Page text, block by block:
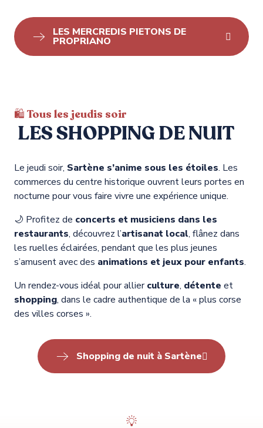
LES MERCREDIS PIETONS DE
PROPRIANO
🛍️ Tous les jeudis soir
LES SHOPPING DE NUIT
Le jeudi soir, Sartène s’anime sous les étoiles. Les
commerces du centre historique ouvrent leurs portes en
nocturne pour vous faire vivre une expérience unique.
🌙 Profitez de concerts et musiciens dans les
restaurants, découvrez l’artisanat local, flânez dans
les ruelles éclairées, pendant que les plus jeunes
s’amusent avec des animations et jeux pour enfants.
Un rendez-vous idéal pour allierculture, détente et
shopping, dans le cadre authentique de la « plus corse
des villes corses ».
Shopping de nuit à Sartène